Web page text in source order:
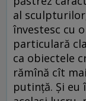
al
învestesc cu
particulară
ca obiectele
rămînă cît
putință. Și eu